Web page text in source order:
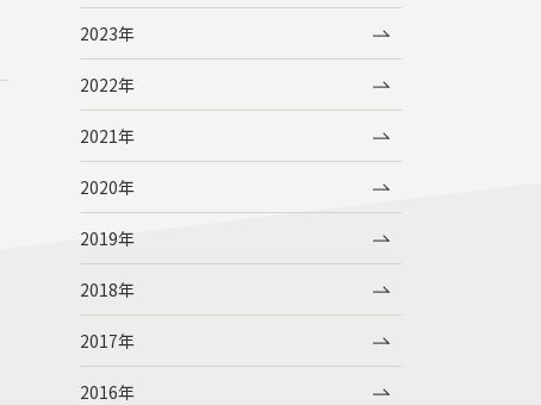
2023年
2022年
2021年
2020年
2019年
2018年
2017年
2016年